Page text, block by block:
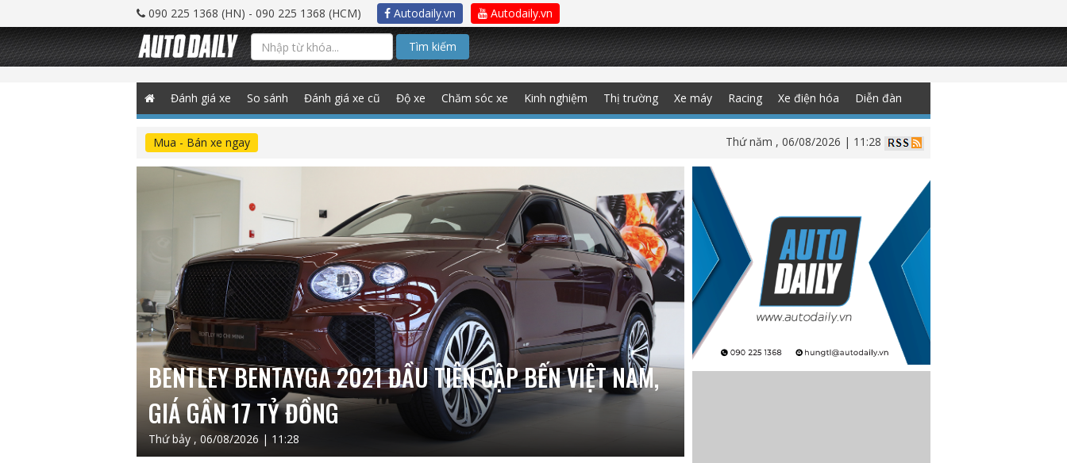
090 225 1368 (HN) - 090 225 1368 (HCM) Autodaily.vn Autodaily.vn
Tìm kiếm
Đánh giá xe So sánh Đánh giá xe cũ Độ xe Chăm sóc xe Kinh nghiệm Thị trường Xe máy Racing Xe điện hóa Diễn đàn
Mua - Bán xe ngay Thứ năm , 06/08/2026 | 11:28
BENTLEY BENTAYGA 2021 ĐẦU TIÊN CẬP BẾN VIỆT NAM,
GIÁ GẦN 17 TỶ ĐỒNG
Thứ bảy , 06/08/2026 | 11:28